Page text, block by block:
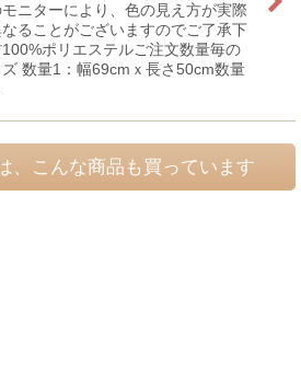
モニターにより、色の見え方が実際
ることがございますのでご了承下
ポリエステルご注文数量毎の
数量1：幅69cmｘ長さ50cm数量
、こんな商品も買っています